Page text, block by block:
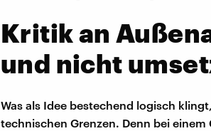
Kritik an
und nicht
Was als Idee bestechend logisch
technischen Grenzen. Denn bei